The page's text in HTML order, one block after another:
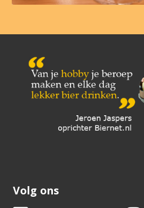
Volg ons